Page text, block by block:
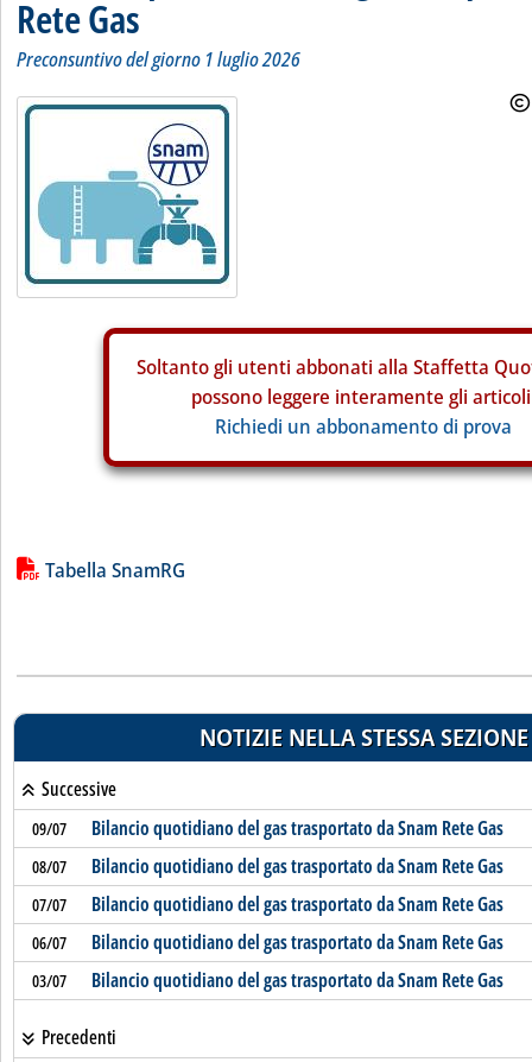
Rete Gas
Preconsuntivo del giorno 1 luglio 2026
Soltanto gli utenti abbonati alla Staffetta
possono leggere interamente gli
Richiedi un abbonamento di prova
Lista allegati PDF alla notizia
Tabella SnamRG
NOTIZIE NELLA STESSA SEZIONE
Successive
09/07 Bilancio quotidiano del gas trasportato da Snam Rete Gas
08/07 Bilancio quotidiano del gas trasportato da Snam Rete Gas
07/07 Bilancio quotidiano del gas trasportato da Snam Rete Gas
06/07 Bilancio quotidiano del gas trasportato da Snam Rete Gas
03/07 Bilancio quotidiano del gas trasportato da Snam Rete Gas
Precedenti